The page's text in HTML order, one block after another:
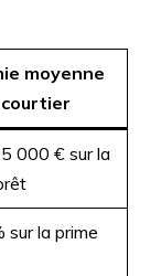
moyenne
000 € sur la
sur la prime